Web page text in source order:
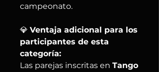
campeonato.
💎 Ventaja adicional para los
participantes de esta
categoría:
Las parejas inscritas en Tango